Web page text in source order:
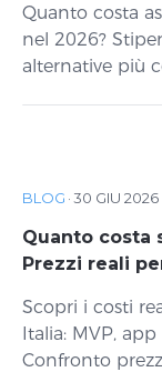
Quanto costa
nel 2026?
alternative più
BLOG ·30 GIU 2026
Quanto costa
Prezzi reali
Scopri i costi
Italia: MVP,
Confronto